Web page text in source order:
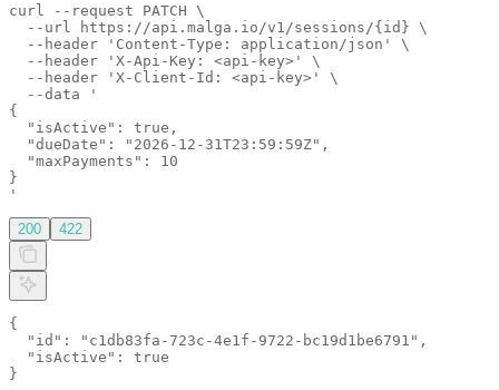
curl --request PATCH \
  --url https://api.malga.io/v1/sessions/{id} \
  --header 'Content-Type: application/json' \
  --header 'X-Api-Key: <api-key>' \
  --header 'X-Client-Id: <api-key>' \
  --data '
{
  "isActive": true,
  "dueDate": "2026-12-31T23:59:59Z",
  "maxPayments": 10
}
'
200 422
{
  "id": "c1db83fa-723c-4e1f-9722-bc19d1be6791",
  "isActive": true
}